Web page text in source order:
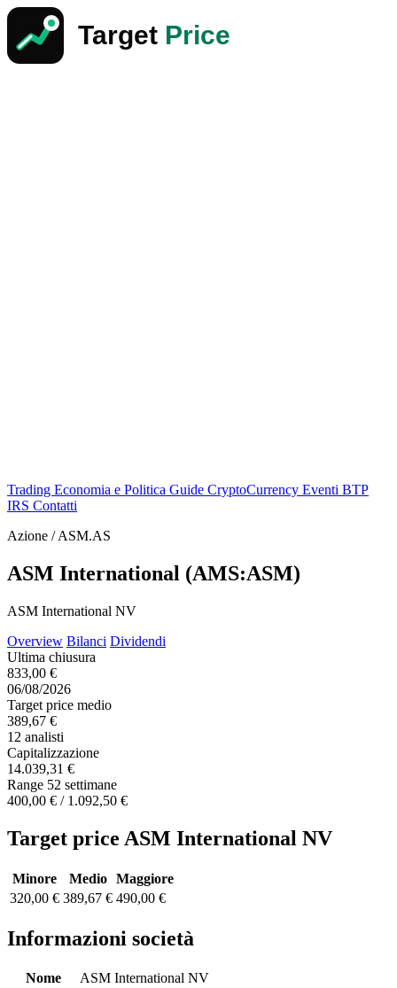
Trading Economia e Politica Guide CryptoCurrency Eventi BTP
IRS Contatti
Azione / ASM.AS
ASM International (AMS:ASM)
ASM International NV
Overview Bilanci Dividendi
Ultima chiusura
833,00 €
06/08/2026
Target price medio
389,67 €
12 analisti
Capitalizzazione
14.039,31 €
Range 52 settimane
400,00 € / 1.092,50 €
Target price ASM International NV
Minore Medio
Maggiore
320,00 € 389,67 € 490,00 €
Informazioni società
Nome ASM International NV